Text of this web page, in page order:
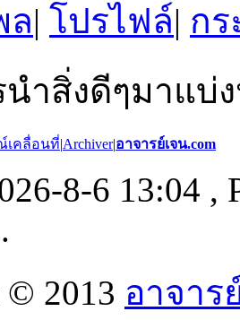
ล| โปรไฟล์| กร
นำสิ่งดีๆมาแบ่
เคลื่อนที่|Archiver|อาจารย์เจน.com
8-6 13:04 ,
© 2013 อาจาร